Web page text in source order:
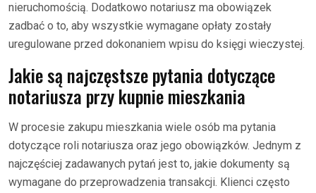
nieruchomością. Dodatkowo notariusz ma obowiązek
zadbać o to, aby wszystkie wymagane opłaty zostały
uregulowane przed dokonaniem wpisu do księgi wieczystej.
Jakie są najczęstsze pytania dotyczące
notariusza przy kupnie mieszkania
W procesie zakupu mieszkania wiele osób ma pytania
dotyczące roli notariusza oraz jego obowiązków. Jednym z
najczęściej zadawanych pytań jest to, jakie dokumenty są
wymagane do przeprowadzenia transakcji. Klienci często